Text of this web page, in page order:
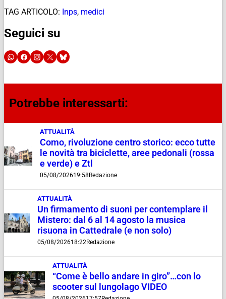
TAG ARTICOLO: Inps, medici
Seguici su
Potrebbe interessarti:
ATTUALITÀ
Como, rivoluzione centro storico: ecco tutte
le novità tra biciclette, aree pedonali (rossa
e verde) e Ztl
05/08/202619:58 Redazione
ATTUALITÀ
Un firmamento di suoni per contemplare il
Mistero: dal 6 al 14 agosto la musica
risuona in Cattedrale (e non solo)
05/08/202618:22Redazione
ATTUALITÀ
“Come è bello andare in giro”…con lo
scooter sul lungolago VIDEO